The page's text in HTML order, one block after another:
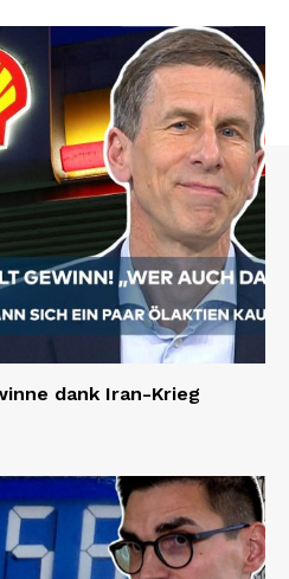
dank Iran-Krieg